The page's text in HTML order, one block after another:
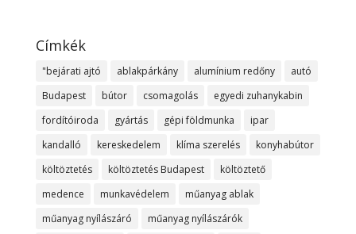
Címkék
"bejárati ajtó ablakpárkány alumínium redőny
autó
Budapest
bútor csomagolás
egyedi zuhanykabin
fordítóiroda
gyártás gépi földmunka
ipar
kandalló
kereskedelem klíma szerelés
konyhabútor
költöztetés
költöztetés Budapest
költöztető
medence
munkavédelem
műanyag ablak
műanyag nyílászáró
műanyag nyílászárók